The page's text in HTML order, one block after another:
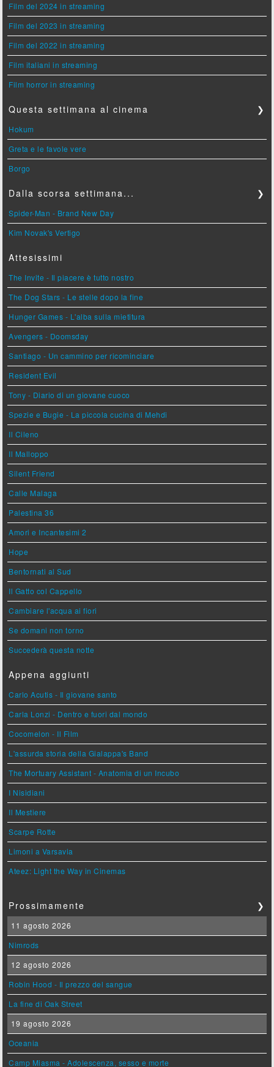
Film del 2024 in streaming
Film del 2023 in streaming
Film del 2022 in streaming
Film italiani in streaming
Film horror in streaming
Questa settimana al cinema ❯
Hokum
Greta e le favole vere
Borgo
Dalla scorsa settimana... ❯
Spider-Man - Brand New Day
Kim Novak's Vertigo
Attesissimi
The Invite - Il piacere è tutto nostro
The Dog Stars - Le stelle dopo la fine
Hunger Games - L'alba sulla mietitura
Avengers - Doomsday
Santiago - Un cammino per ricominciare
Resident Evil
Tony - Diario di un giovane cuoco
Spezie e Bugie - La piccola cucina di Mehdi
Il Cileno
Il Malloppo
Silent Friend
Calle Malaga
Palestina 36
Amori e Incantesimi 2
Hope
Bentornati al Sud
Il Gatto col Cappello
Cambiare l'acqua ai fiori
Se domani non torno
Succederà questa notte
Appena aggiunti
Carlo Acutis - Il giovane santo
Carla Lonzi - Dentro e fuori dal mondo
Cocomelon - Il Film
L'assurda storia della Gialappa's Band
The Mortuary Assistant - Anatomia di un Incubo
I Nisidiani
Il Mestiere
Scarpe Rotte
Limoni a Varsavia
Ateez: Light the Way in Cinemas
Prossimamente ❯
11 agosto 2026
Nimrods
12 agosto 2026
Robin Hood - Il prezzo del sangue
La fine di Oak Street
19 agosto 2026
Oceania
Camp Miasma - Adolescenza, sesso e morte